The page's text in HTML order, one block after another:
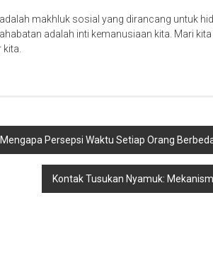
makhluk sosial yang dirancang untuk
adalah inti kemanusiaan kita. Mari
Persepsi Waktu Setiap Orang
Kontak Tusukan Nyamuk: